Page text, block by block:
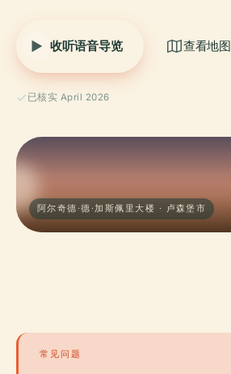
收听语音导览 查看地图
已核实 April 2026
阿尔奇德·德·加斯佩里大楼 · 卢森堡市
常见问题